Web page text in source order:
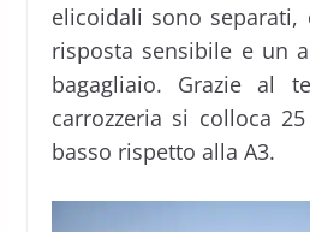
elicoidali sono separati,
risposta sensibile e un
bagagliaio. Grazie al
carrozzeria si colloca
basso rispetto alla A3.